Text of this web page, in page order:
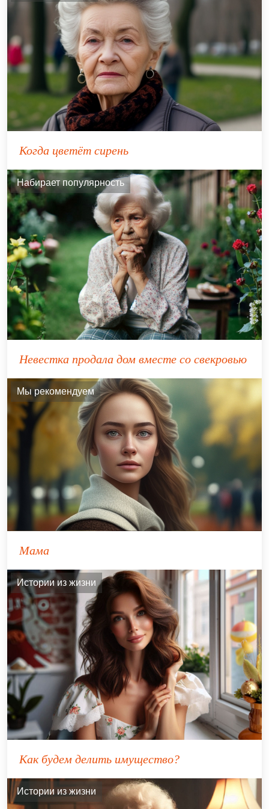
Когда цветёт сирень
Набирает популярность
Невестка продала дом вместе со свекровью
Мы рекомендуем
Мама
Истории из жизни
Как будем делить имущество?
Истории из жизни